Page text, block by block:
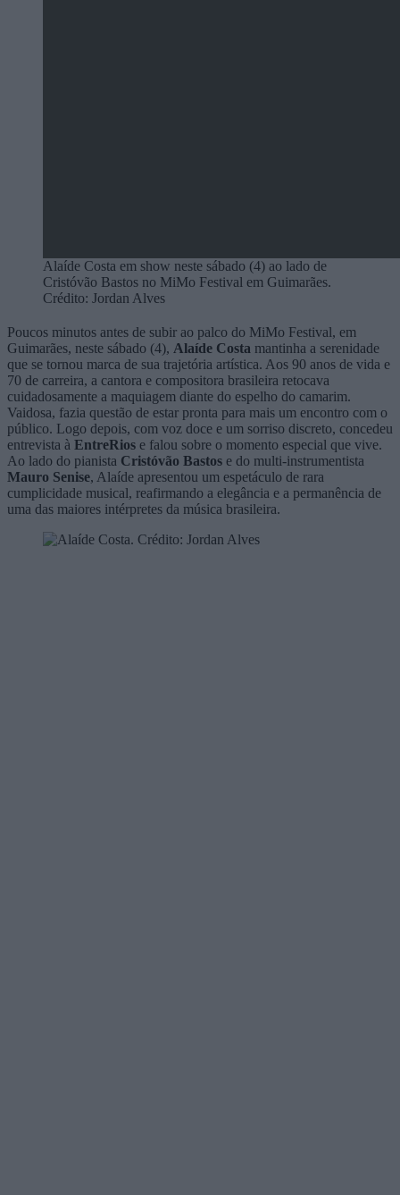
Alaíde Costa em show neste sábado (4) ao lado de
Cristóvão Bastos no MiMo Festival em Guimarães.
Crédito: Jordan Alves
Poucos minutos antes de subir ao palco do MiMo Festival, em
Guimarães, neste sábado (4), Alaíde Costa mantinha a serenidade
que se tornou marca de sua trajetória artística. Aos 90 anos de vida e
70 de carreira, a cantora e compositora brasileira retocava
cuidadosamente a maquiagem diante do espelho do camarim.
Vaidosa, fazia questão de estar pronta para mais um encontro com o
público. Logo depois, com voz doce e um sorriso discreto, concedeu
entrevista à EntreRios e falou sobre o momento especial que vive.
Ao lado do pianista Cristóvão Bastos e do multi-instrumentista
Mauro Senise, Alaíde apresentou um espetáculo de rara
cumplicidade musical, reafirmando a elegância e a permanência de
uma das maiores intérpretes da música brasileira.